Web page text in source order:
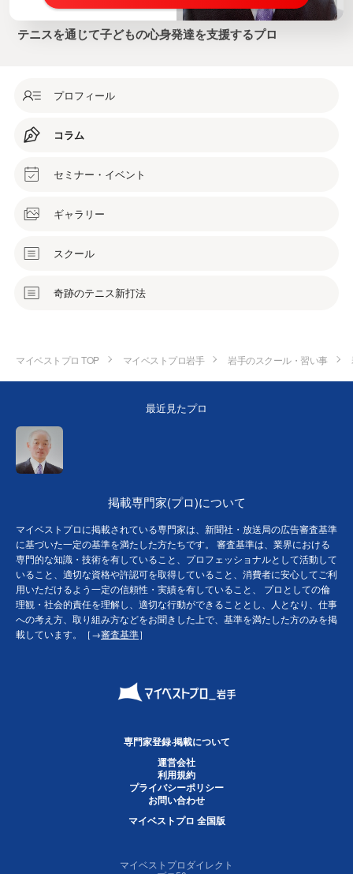
テニスを通じて子どもの心身発達を支援するプロ
プロフィール
コラム
セミナー・イベント
ギャラリー
スクール
奇跡のテニス新打法
マイベストプロ TOP マイベストプロ岩手 岩手のスクール・習い事
最近見たプロ
掲載専門家(プロ)について
マイベストプロに掲載されている専門家は、新聞社・放送局の広告審査基準
に基づいた一定の基準を満たした方たちです。 審査基準は、業界における
専門的な知識・技術を有していること、プロフェッショナルとして活動して
いること、適切な資格や許認可を取得していること、消費者に安心してご利
用いただけるよう一定の信頼性・実績を有していること、 プロとしての倫
理観・社会的責任を理解し、適切な行動ができることとし、人となり、仕事
への考え方、取り組み方などをお聞きした上で、基準を満たした方のみを掲
載しています。［→審査基準］
専門家登録·掲載について
運営会社
利用規約
プライバシーポリシー
お問い合わせ
マイベストプロ 全国版
マイベストプロダイレクト